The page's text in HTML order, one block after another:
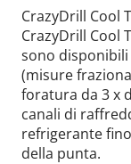
CrazyDrill Cool
CrazyDrill Cool
sono disponibili
(misure
foratura da 3 x
canali di
refrigerante
della punta.